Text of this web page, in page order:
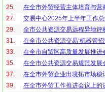
25.
在全市外贸经营主体培育与
27.
交易中心2025年上半年工作
29.
全市公共资源交易远程异地评
31.
在全市公共资源交易‘机器管
33.
在全市自贸区高质量发展推进
35.
在全市公共资源交易规范发展
37.
在全市外贸企业出境拓市场稳
39.
在全市外贸工作推进会议上的